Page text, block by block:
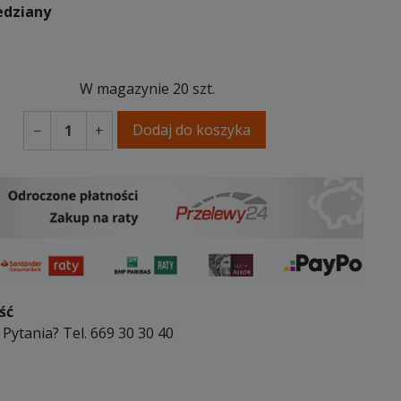
W magazynie 20 szt.
− + Dodaj do koszyka
Tel. 669 30 30 40